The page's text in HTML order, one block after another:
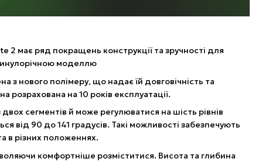
2 має ряд покращень конструкції та зручності для
моделлю
з нового полімеру, що надає їй довговічність та
розрахована на 10 років експлуатації.
сегментів й може регулюватися на шість рівнів
від 90 до 141 градусів. Такі можливості забезпечують
в різних положеннях.
комфортніше розміститися. Висота та глибина